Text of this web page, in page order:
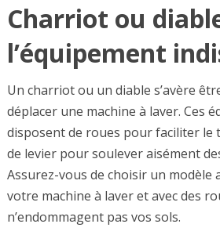
Charriot ou
l’équipement
Un charriot ou un diable s’avère
déplacer une machine à laver. Ces
disposent de roues pour faciliter le
de levier pour soulever aisément
Assurez-vous de choisir un modèle
votre machine à laver et avec des
n’endommagent pas vos sols.